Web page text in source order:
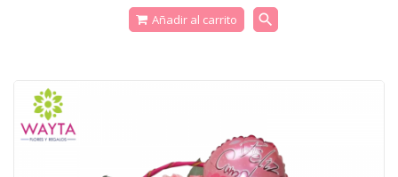
Añadir al carrito search